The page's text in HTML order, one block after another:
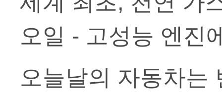
오일 - 고성능 엔진
오늘날의 자동차는